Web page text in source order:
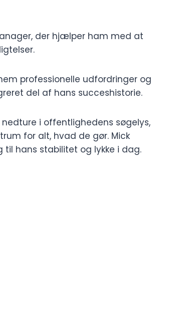
der hjælper ham med at
professionelle udfordringer og
del af hans succeshistorie.
i offentlighedens søgelys,
for alt, hvad de gør. Mick
hans stabilitet og lykke i dag.